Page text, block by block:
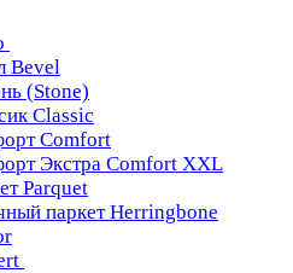
Bevel
(Stone)
Classic
Comfort
Экстра Comfort XXL
Parquet
паркет Herringbone